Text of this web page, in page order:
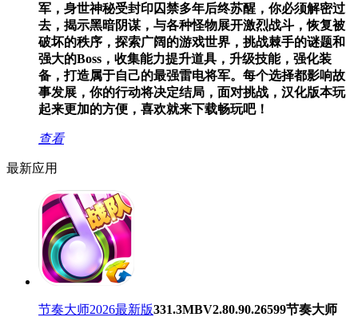
军，身世神秘受封印囚禁多年后终苏醒，你必须解密过
去，揭示黑暗阴谋，与各种怪物展开激烈战斗，恢复被
破坏的秩序，探索广阔的游戏世界，挑战棘手的谜题和
强大的Boss，收集能力提升道具，升级技能，强化装
备，打造属于自己的最强雷电将军。每个选择都影响故
事发展，你的行动将决定结局，面对挑战，汉化版本玩
起来更加的方便，喜欢就来下载畅玩吧！
查看
最新应用
节奏大师2026最新版331.3MBV2.80.90.26599节奏大师